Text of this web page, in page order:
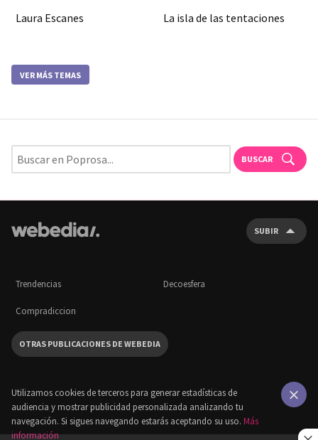
Laura Escanes La isla de las tentaciones
VER MÁS TEMAS
BUSCAR
SUBIR
Trendencias Decoesfera
Compradiccion
OTRAS PUBLICACIONES DE WEBEDIA
Utilizamos cookies de terceros para generar estadísticas de
audiencia y mostrar publicidad personalizada analizando tu
navegación. Si sigues navegando estarás aceptando su uso. Más
información